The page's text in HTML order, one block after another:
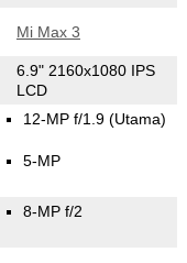
Mi Max 3
6.9" 2160x1080 IPS
LCD
12-MP f/1.9 (Utama)
5-MP
8-MP f/2